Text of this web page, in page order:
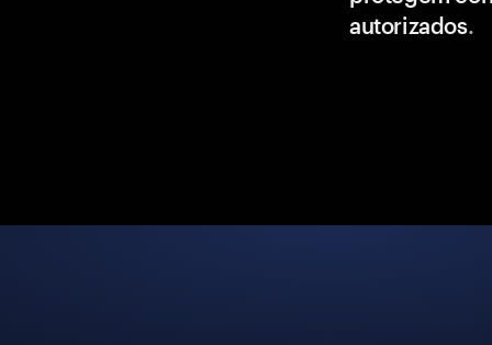
autorizados.